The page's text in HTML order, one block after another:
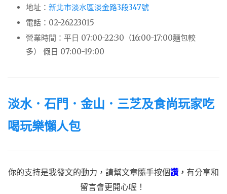
地址： 新北市淡水區淡金路3段347號
電話：02-26223015
營業時間：平日 07:00-22:30（16:00-17:00麵包較
多） 假日 07:00-19:00
淡水．石門．金山．三芝及食尚玩家吃
喝玩樂懶人包
你的支持是我發文的動力，請幫文章隨手按個讚 ， 有分享和
留言會更開心喔！